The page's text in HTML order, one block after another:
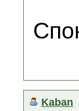
Kaban